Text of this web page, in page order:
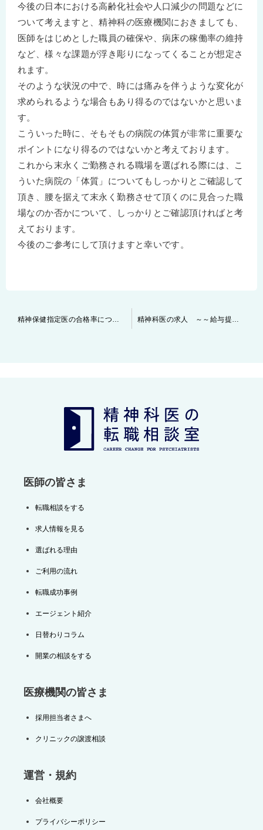
今後の日本における高齢化社会や人口減少の問題などに
ついて考えますと、精神科の医療機関におきましても、
医師をはじめとした職員の確保や、病床の稼働率の維持
など、様々な課題が浮き彫りになってくることが想定さ
れます。
そのような状況の中で、時には痛みを伴うような変化が
求められるような場合もあり得るのではないかと思いま
す。
こういった時に、そもそもの病院の体質が非常に重要な
ポイントになり得るのではないかと考えております。
これから末永くご勤務される職場を選ばれる際には、こ
ういた病院の「体質」についてもしっかりとご確認して
頂き、腰を据えて末永く勤務させて頂くのに見合った職
場なのか否かについて、しっかりとご確認頂ければと考
えております。
今後のご参考にして頂けますと幸いです。
精神保健指定医の合格率について ～～令和6年 前期申請分～～ 精神科医の求人 ～～給与提示にまつわる話～～
医師の皆さま
転職相談をする
求人情報を見る
選ばれる理由
ご利用の流れ
転職成功事例
エージェント紹介
日替わりコラム
開業の相談をする
医療機関の皆さま
採用担当者さまへ
クリニックの譲渡相談
運営・規約
会社概要
プライバシーポリシー